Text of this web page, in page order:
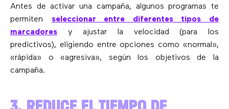
Antes de activar una campaña, algunos programas te
permiten seleccionar entre diferentes tipos de
marcadores y ajustar la velocidad (para los
predictivos), eligiendo entre opciones como «normal»,
«rápida» o «agresiva», según los objetivos de la
campaña.